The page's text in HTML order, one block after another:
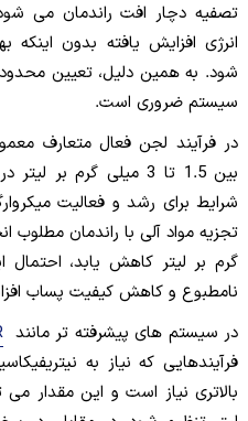
تصفیه دچار افت راندمان می
انرژی افزایش یافته بدون
شود. به همین دلیل، تعیین
سیستم ضروری است.
در فرآیند لجن فعال متعارف
بین 1.5 تا 3 میلی گرم
شرایط برای رشد و فعالیت
گرم بر لیتر کاهش یابد، احتمال
نامطبوع و کاهش کیفیت پساب
در سیستم های پیشرفته تر مانند